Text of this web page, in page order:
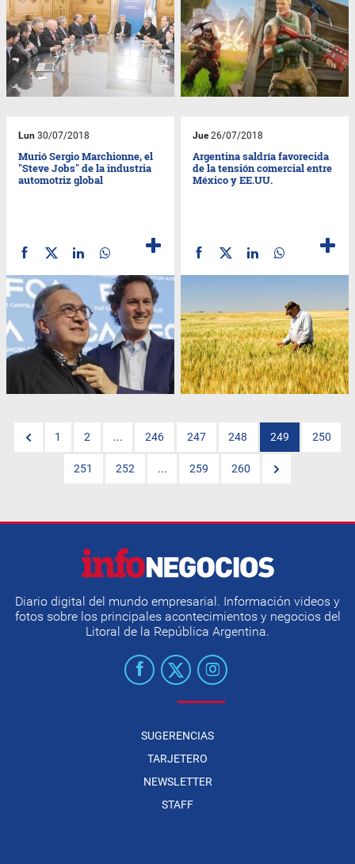
Lun 30/07/2018
Murió Sergio Marchionne, el
"Steve Jobs" de la industria
automotriz global
Jue26/07/2018
Argentina saldría favorecida
de la tensión comercial entre
México y EE.UU.
1 2 ... 246 247 248 249 250
251 252 ... 259 260
Diario digital del mundo empresarial. Información videos y
fotos sobre los principales acontecimientos y negocios del
Litoral de la República Argentina.
SUGERENCIAS
TARJETERO
NEWSLETTER
STAFF